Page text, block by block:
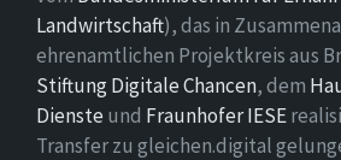
Landwirtschaft), das in
ehrenamtlichen Projektkreis aus
Stiftung Digitale Chancen, dem
Dienste und Fraunhofer IESE
Transfer zu gleichen.digital